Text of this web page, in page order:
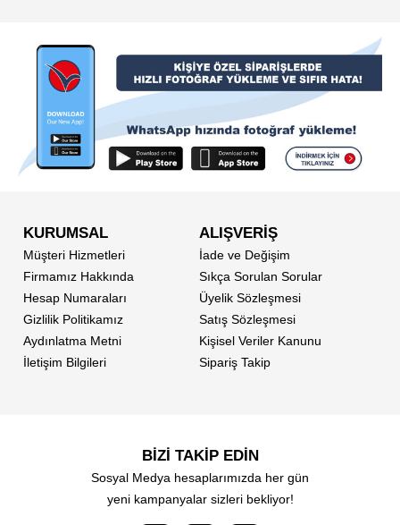
KURUMSAL
Müşteri Hizmetleri
Firmamız Hakkında
Hesap Numaraları
Gizlilik Politikamız
Aydınlatma Metni
İletişim Bilgileri
ALIŞVERİŞ
İade ve Değişim
Sıkça Sorulan Sorular
Üyelik Sözleşmesi
Satış Sözleşmesi
Kişisel Veriler Kanunu
Sipariş Takip
BİZİ TAKİP EDİN
Sosyal Medya hesaplarımızda her gün
yeni kampanyalar sizleri bekliyor!